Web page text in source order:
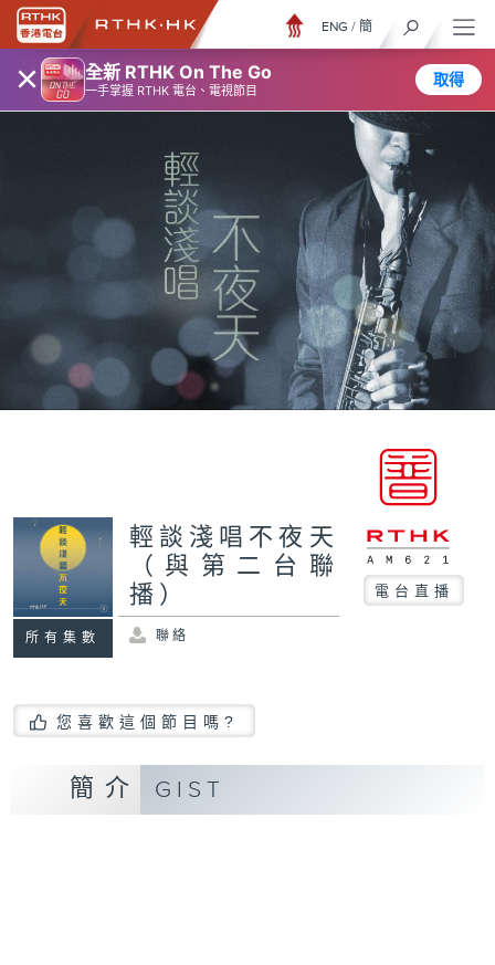
× 全新 RTHK On The Go
一手掌握 RTHK 電台、電視節目
取得
ENG / 簡
所有集數
輕談淺唱不夜天
（與第二台聯
播）
電台直播
聯絡
您喜歡這個節目嗎?
簡介 GIST